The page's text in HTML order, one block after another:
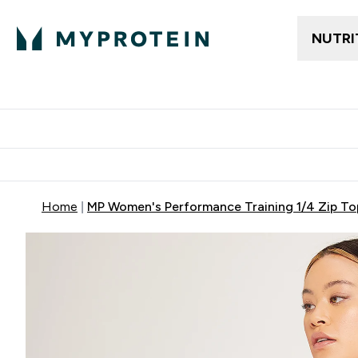
Home MP Women's Performance Training 1/4 Zip